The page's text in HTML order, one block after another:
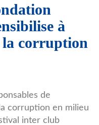
à
corruption
de
corruption en milieu
inter club